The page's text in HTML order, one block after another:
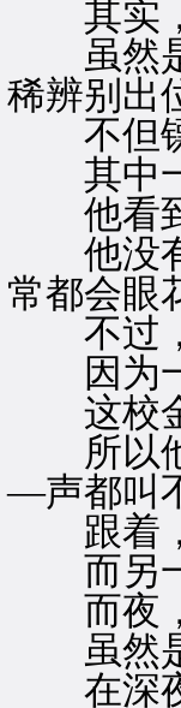
其实，
虽然是
稀辨别出
不但镖
其中一
他看到
他没有
常都会眼
不过，
因为一
这校金
所以他
—声都叫
跟着，
而另一
而夜，
虽然是
在深夜